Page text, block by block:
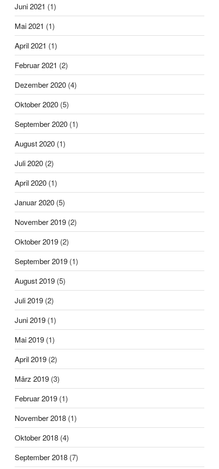
Juni 2021 (1)
Mai 2021 (1)
April 2021 (1)
Februar 2021 (2)
Dezember 2020 (4)
Oktober 2020 (5)
September 2020 (1)
August 2020 (1)
Juli 2020 (2)
April 2020 (1)
Januar 2020 (5)
November 2019 (2)
Oktober 2019 (2)
September 2019 (1)
August 2019 (5)
Juli 2019 (2)
Juni 2019 (1)
Mai 2019 (1)
April 2019 (2)
März 2019 (3)
Februar 2019 (1)
November 2018 (1)
Oktober 2018 (4)
September 2018 (7)